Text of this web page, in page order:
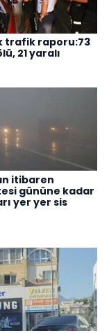
trafik raporu:73
21 yaralı
itibaren
gününe kadar
yer yer sis